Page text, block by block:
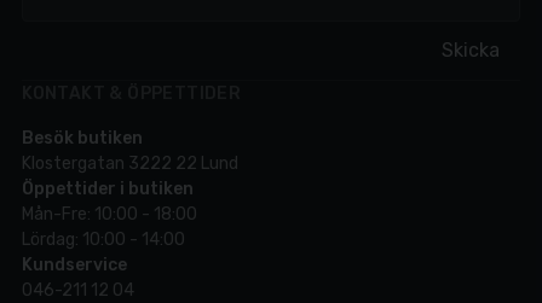
Skicka
Besök butiken
Klostergatan 3222 22 Lund
Öppettider i butiken
Mån-Fre: 10:00 - 18:00
Lördag: 10:00 - 14:00
Kundservice
046-211 12 04